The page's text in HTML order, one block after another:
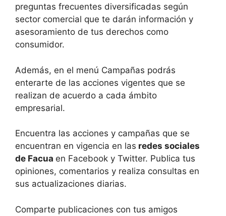
preguntas frecuentes diversificadas según
sector comercial que te darán información y
asesoramiento de tus derechos como
consumidor.
Además, en el menú Campañas podrás
enterarte de las acciones vigentes que se
realizan de acuerdo a cada ámbito
empresarial.
Encuentra las acciones y campañas que se
encuentran en vigencia en las redes sociales
de Facua en Facebook y Twitter. Publica tus
opiniones, comentarios y realiza consultas en
sus actualizaciones diarias.
Comparte publicaciones con tus amigos